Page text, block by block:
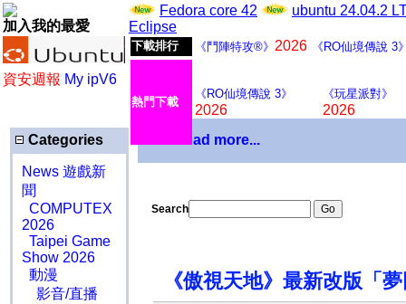
加入我的最愛
資安週報 My ipV6
Fedora core 42
ubuntu 24.04.2
Eclipse
下載排行 《鬥陣特攻®》 2026 《RO仙境傳說 3
熱門下載
《RO仙境傳說 3》
2026
《玩星派對》
2026
Categories
News 遊戲新
聞
COMPUTEX
2026
Taipei Game
Show 2026
動漫
影音/直播
Download more...
Search
《傲視天地》最新改版「